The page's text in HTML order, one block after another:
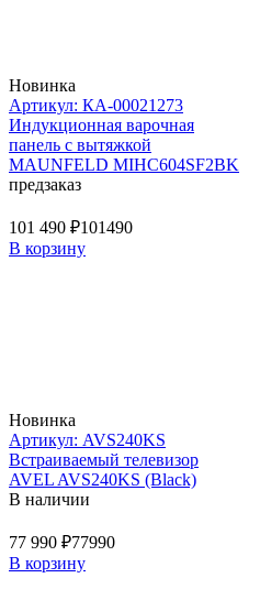
Новинка
Артикул: КА-00021273
Индукционная варочная
панель с вытяжкой
MAUNFELD MIHC604SF2BK
предзаказ
101 490 ₽101490
В корзину
Новинка
Артикул: AVS240KS
Встраиваемый телевизор
AVEL AVS240KS (Black)
В наличии
77 990 ₽77990
В корзину